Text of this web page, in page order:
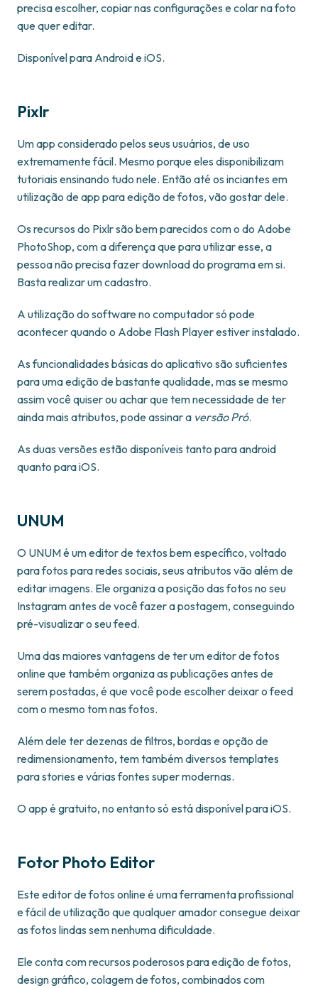
precisa escolher, copiar nas configurações e colar na foto
que quer editar.
Disponível para Android e iOS.
Pixlr
Um app considerado pelos seus usuários, de uso
extremamente fácil. Mesmo porque eles disponibilizam
tutoriais ensinando tudo nele. Então até os inciantes em
utilização de app para edição de fotos, vão gostar dele.
Os recursos do Pixlr são bem parecidos com o do Adobe
PhotoShop, com a diferença que para utilizar esse, a
pessoa não precisa fazer download do programa em si.
Basta realizar um cadastro.
A utilização do software no computador só pode
acontecer quando o Adobe Flash Player estiver instalado.
As funcionalidades básicas do aplicativo são suficientes
para uma edição de bastante qualidade, mas se mesmo
assim você quiser ou achar que tem necessidade de ter
ainda mais atributos, pode assinar a versão Pró.
As duas versões estão disponíveis tanto para android
quanto para iOS.
UNUM
O UNUM é um editor de textos bem específico, voltado
para fotos para redes sociais, seus atributos vão além de
editar imagens. Ele organiza a posição das fotos no seu
Instagram antes de você fazer a postagem, conseguindo
pré-visualizar o seu feed.
Uma das maiores vantagens de ter um editor de fotos
online que também organiza as publicações antes de
serem postadas, é que você pode escolher deixar o feed
com o mesmo tom nas fotos.
Além dele ter dezenas de filtros, bordas e opção de
redimensionamento, tem também diversos templates
para stories e várias fontes super modernas.
O app é gratuito, no entanto só está disponível para iOS.
Fotor Photo Editor
Este editor de fotos online é uma ferramenta profissional
e fácil de utilização que qualquer amador consegue deixar
as fotos lindas sem nenhuma dificuldade.
Ele conta com recursos poderosos para edição de fotos,
design gráfico, colagem de fotos, combinados com